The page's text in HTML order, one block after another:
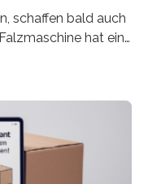
schaffen bald auch
hat ein
vereinfacht,
sich auf alle
Falzmaschine
Eine solche
Prospekte,